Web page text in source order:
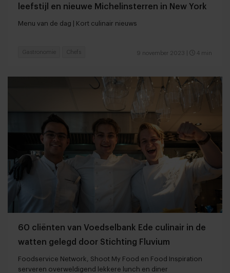
leefstijl en nieuwe Michelinsterren in New York
Menu van de dag | Kort culinair nieuws
9 november 2023 4 min
Gastronomie Chefs
60 cliënten van Voedselbank Ede culinair in de
watten gelegd door Stichting Fluvium
Foodservice Network, Shoot My Food en Food Inspiration
serveren overweldigend lekkere lunch en diner